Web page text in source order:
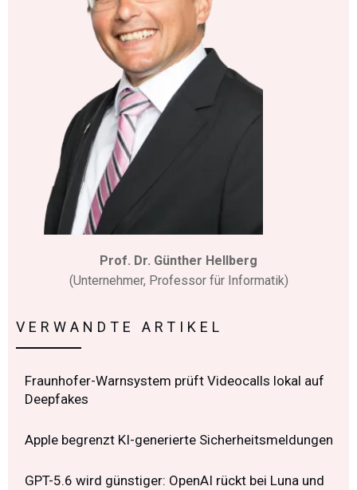
Prof. Dr. Günther Hellberg
(Unternehmer, Professor für Informatik)
VERWANDTE ARTIKEL
Fraunhofer-Warnsystem prüft Videocalls lokal auf
Deepfakes
Apple begrenzt KI-generierte Sicherheitsmeldungen
GPT-5.6 wird günstiger: OpenAI rückt bei Luna und